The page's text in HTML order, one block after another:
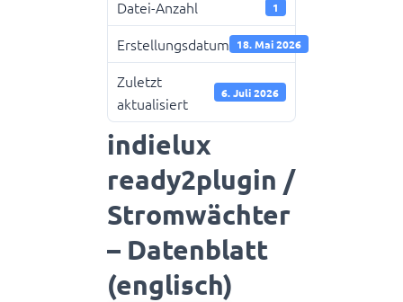
Datei-Anzahl 1
Erstellungsdatum 18. Mai 2026
Zuletzt
aktualisiert
6. Juli 2026
indielux
ready2plugin /
Stromwächter
– Datenblatt
(englisch)